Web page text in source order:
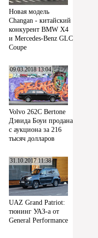
Новая модель
Changan - китайский
конкурент BMW X4
и Mercedes-Benz GLC
Coupe
09.03.2018 13:04
Volvo 262C Bertone
Дэвида Боуи продана
с аукциона за 216
тысяч долларов
31.10.2017 11:38
UAZ Grand Patriot:
тюнинг УАЗ-а от
General Performance